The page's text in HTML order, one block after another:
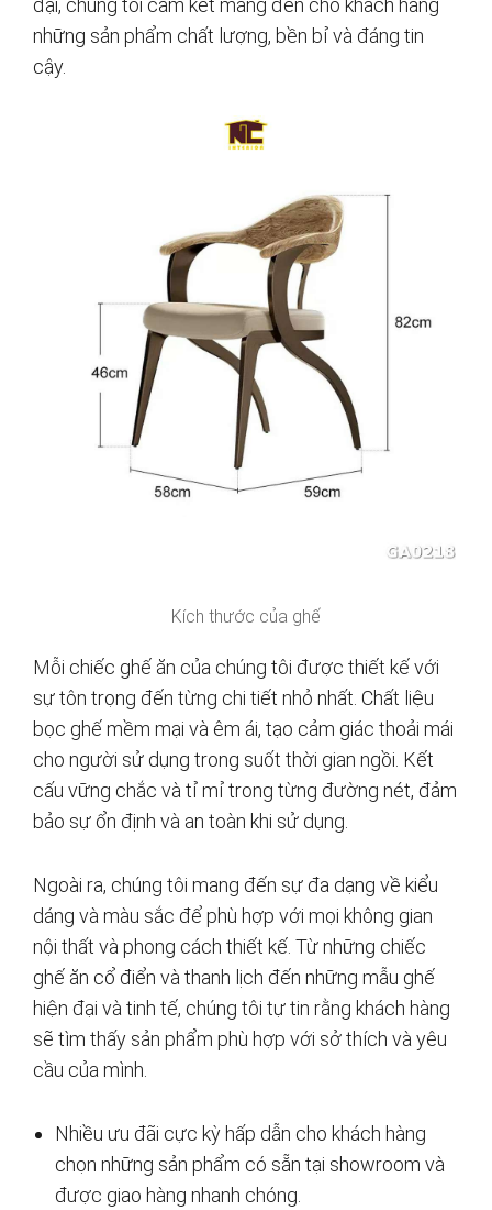
đại, chúng tôi cam kết mang đến cho khách hàng
những sản phẩm chất lượng, bền bỉ và đáng tin
cậy.
Kích thước của ghế
Mỗi chiếc ghế ăn của chúng tôi được thiết kế với
sự tôn trọng đến từng chi tiết nhỏ nhất. Chất liệu
bọc ghế mềm mại và êm ái, tạo cảm giác thoải mái
cho người sử dụng trong suốt thời gian ngồi. Kết
cấu vững chắc và tỉ mỉ trong từng đường nét, đảm
bảo sự ổn định và an toàn khi sử dụng.
Ngoài ra, chúng tôi mang đến sự đa dạng về kiểu
dáng và màu sắc để phù hợp với mọi không gian
nội thất và phong cách thiết kế. Từ những chiếc
ghế ăn cổ điển và thanh lịch đến những mẫu ghế
hiện đại và tinh tế, chúng tôi tự tin rằng khách hàng
sẽ tìm thấy sản phẩm phù hợp với sở thích và yêu
cầu của mình.
Nhiều ưu đãi cực kỳ hấp dẫn cho khách hàng
chọn những sản phẩm có sẵn tại showroom và
được giao hàng nhanh chóng.